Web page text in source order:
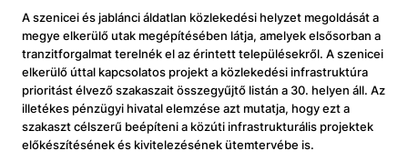
A szenicei és jablánci áldatlan közlekedési helyzet megoldását a
megye elkerülő utak megépítésében látja, amelyek elsősorban a
tranzitforgalmat terelnék el az érintett településekről. A szenicei
elkerülő úttal kapcsolatos projekt a közlekedési infrastruktúra
prioritást élvező szakaszait összegyűjtő listán a 30. helyen áll. Az
illetékes pénzügyi hivatal elemzése azt mutatja, hogy ezt a
szakaszt célszerű beépíteni a közúti infrastrukturális projektek
előkészítésének és kivitelezésének ütemtervébe is.